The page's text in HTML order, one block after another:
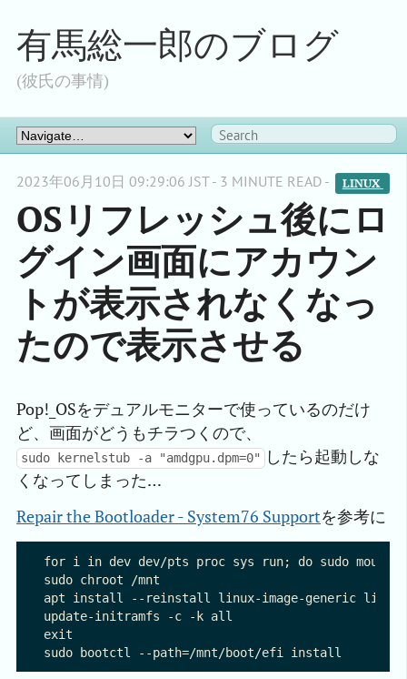
有馬総一郎のブログ
(彼氏の事情)
2023年06月10日 09:29:06 JST - 3 MINUTE READ - LINUX
OSリフレッシュ後にロ
グイン画面にアカウン
トが表示されなくなっ
たので表示させる
Pop!_OSをデュアルモニターで使っているのだけ
ど、画面がどうもチラつくので、
sudo kernelstub -a "amdgpu.dpm=0"
したら起動しな
くなってしまった…
Repair the Bootloader - System76 Supportを参考に
for i in dev dev/pts proc sys run; do sudo mount
sudo chroot /mnt
apt install --reinstall linux-image-generic linux-
update-initramfs -c -k all
exit